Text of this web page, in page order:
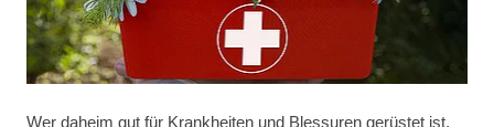
Wer daheim gut für Krankheiten und Blessuren gerüstet ist,